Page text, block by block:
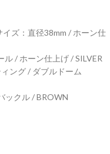
ズ：直径38mm / ホーン仕
/ ホーン仕上げ / SILVER
ング / ダブルドーム
ックル / BROWN